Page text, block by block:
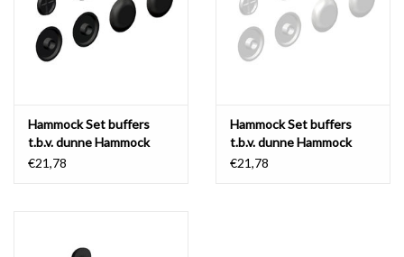
Spiegels
reserveonderdelen
Hammock Set buffers
t.b.v. dunne Hammock
toiletzitting
€21,78
Hammock Set buffers
t.b.v. dunne Hammock
toiletzitting
€21,78